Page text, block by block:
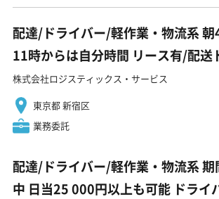
配達/ドライバー/軽作業・物流系 朝
11時からは自分時間 リース有/配送
株式会社ロジスティックス・サービス
東京都 新宿区
業務委託
配達/ドライバー/軽作業・物流系 期
中 日当25 000円以上も可能 ドライ